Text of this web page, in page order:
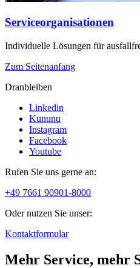
Serviceorganisationen
Individuelle Lösungen für
Zum Seitenanfang
Dranbleiben
Linkedin
Kununu
Instagram
Facebook
Youtube
Rufen Sie uns gerne an:
+49 7661 90901-8000
Oder nutzen Sie unser:
Kontaktformular
Mehr Service, mehr